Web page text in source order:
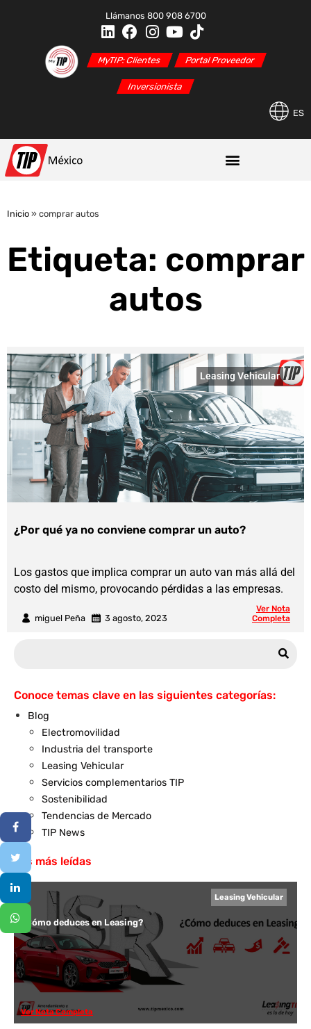
Llámanos 800 908 6700
MyTIP: Clientes Portal Proveedor
Inversionista
ES
Inicio » comprar autos
Etiqueta: comprar
autos
¿Por qué ya no conviene comprar un auto?
miguel Peña 3 agosto, 2023
Leasing Vehicular
Los gastos que implica comprar un auto van más allá del
costo del mismo, provocando pérdidas a las empresas.
Ver Nota
Completa
Conoce temas clave en las siguientes categorías:
Blog
Electromovilidad
Industria del transporte
Leasing Vehicular
Servicios complementarios TIP
Sostenibilidad
Tendencias de Mercado
TIP News
Las más leídas
Leasing Vehicular
¿Cómo deduces en Leasing?
Ver Nota Completa